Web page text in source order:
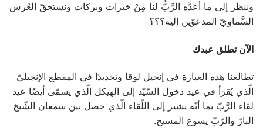
وننظر إلى ما أعَدَّه الرَّبُّ لنا مِنْ خيرات وبركات ونستحقّ العُرس
السَّماويّ المدعوّين إليه؟؟؟
الآن تطلق عبدك
تطالعنا هذه العبارة في إنجيل لوقا وتحديدًا في المقطع الإنجيليّ
الّذي يُقرَأ في عيد دخول السّيّد إلى الهيكل الّذي يسمّى أيضًا عيد
لقاء الرَّبّ بما أنّه يشير إلى اللّقاء الّذي حصل بين سمعان الشّيخ
البارّ والرّبّ يسوع المسيح.